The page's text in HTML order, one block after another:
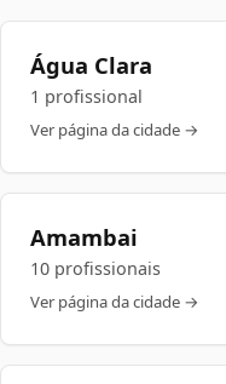
Água Clara
1 profissional
Ver página da cidade →
Amambai
10 profissionais
Ver página da cidade →